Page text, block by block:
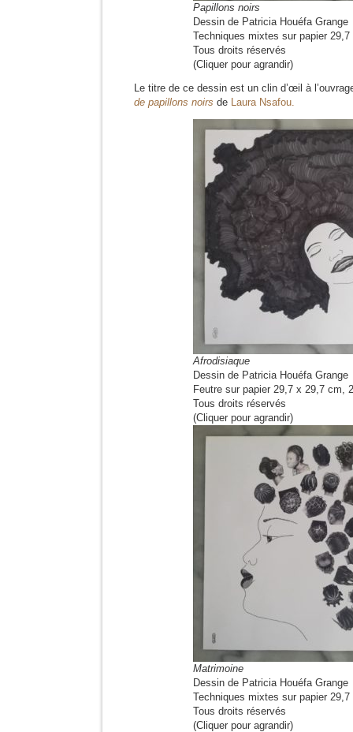
Papillons noirs
Dessin de Patricia Houéfa Grange
Techniques mixtes sur papier
Tous droits réservés
(Cliquer pour agrandir)
Le titre de ce dessin est un clin d’œil à
de papillons noirs de Laura Nsafou.
Afrodisiaque
Dessin de Patricia Houéfa Grange
Feutre sur papier 29,7 x 29,7 cm,
Tous droits réservés
(Cliquer pour agrandir)
Matrimoine
Dessin de Patricia Houéfa Grange
Techniques mixtes sur papier
Tous droits réservés
(Cliquer pour agrandir)